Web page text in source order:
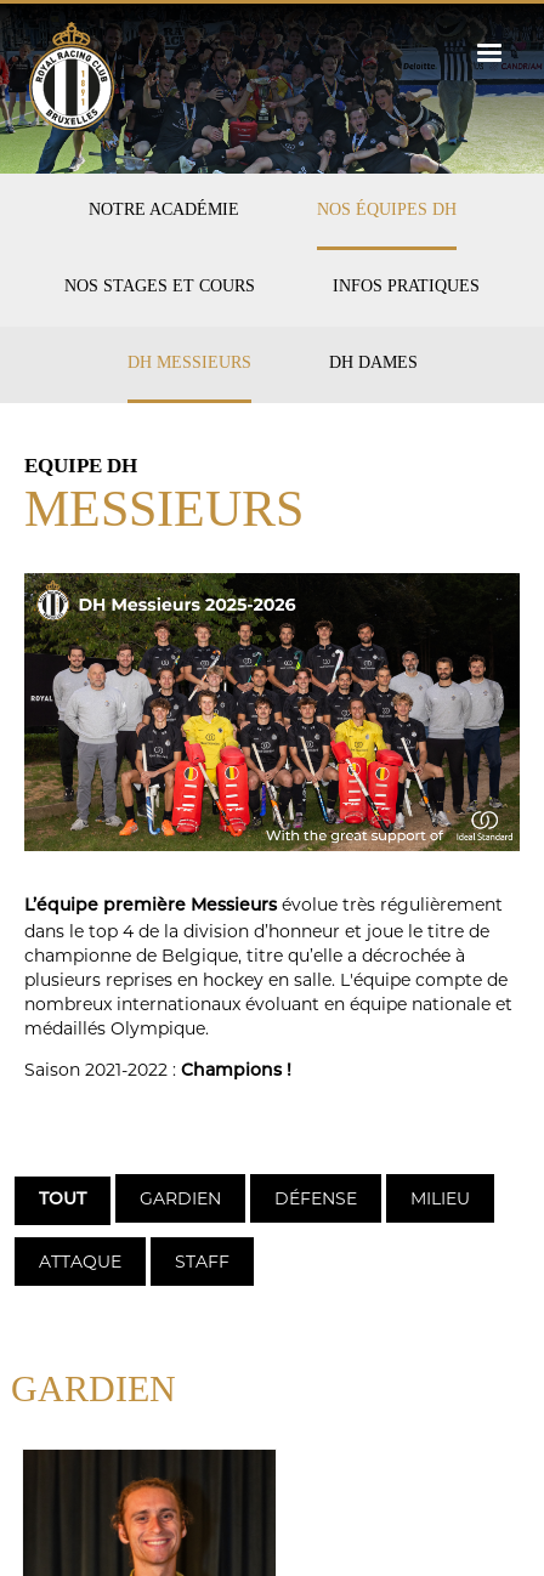
to
main
content
FIRST-NOTRE ACADÉMIE NOS ÉQUIPES DH
NOS STAGES ET COURS INFOS PRATIQUES
SECOND-
ÉQUIPES
DH MESSIEURS DH DAMES
EQUIPE DH
MESSIEURS
L’équipe première Messieursévolue très régulièrement
dans le top 4 de la division d’honneur et joue le titre de
championne de Belgique, titre qu’elle a décrochée à
plusieurs reprises en hockey en salle. L'équipe compte de
nombreux internationaux évoluant en équipe nationale et
médaillés Olympique.
Saison 2021-2022 : Champions !
TOUT GARDIEN DÉFENSE MILIEU
ATTAQUE STAFF
GARDIEN
BORIS
FELDHEIM
Gardien
43